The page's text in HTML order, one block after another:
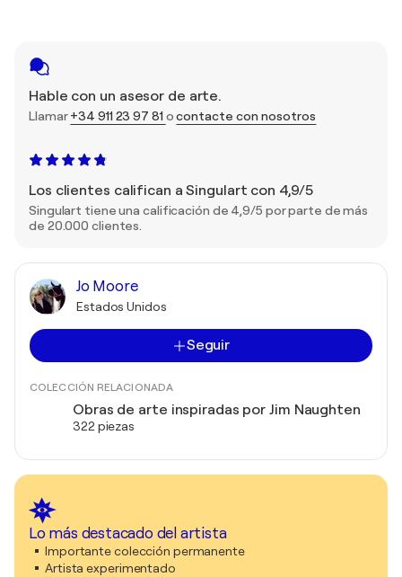
Hable con un asesor de arte.
Llamar+34 911 23 97 81 ocontacte con nosotros
Los clientes califican a Singulart con 4,9/5
Singulart tiene una calificación de 4,9/5 por parte de más
de 20.000 clientes.
Jo Moore
Estados Unidos
Seguir
COLECCIÓN RELACIONADA
Obras de arte inspiradas por Jim Naughten
322 piezas
Lo más destacado del artista
Importante colección permanente
Artista experimentado